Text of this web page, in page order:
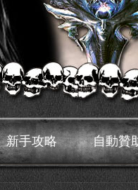
新手攻略 自動贊